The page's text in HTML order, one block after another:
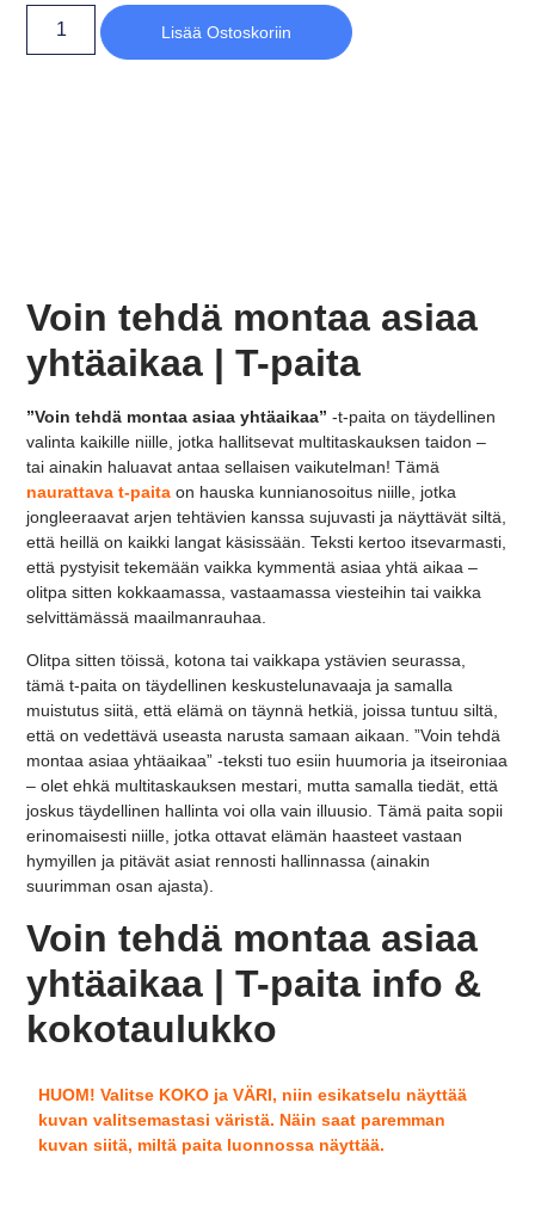
Lisää Ostoskoriin
Voin tehdä montaa asiaa
yhtäaikaa | T-paita
”Voin tehdä montaa asiaa yhtäaikaa” -t-paita on täydellinen
valinta kaikille niille, jotka hallitsevat multitaskauksen taidon –
tai ainakin haluavat antaa sellaisen vaikutelman! Tämä
naurattava t-paita on hauska kunnianosoitus niille, jotka
jongleeraavat arjen tehtävien kanssa sujuvasti ja näyttävät siltä,
että heillä on kaikki langat käsissään. Teksti kertoo itsevarmasti,
että pystyisit tekemään vaikka kymmentä asiaa yhtä aikaa –
olitpa sitten kokkaamassa, vastaamassa viesteihin tai vaikka
selvittämässä maailmanrauhaa.
Olitpa sitten töissä, kotona tai vaikkapa ystävien seurassa,
tämä t-paita on täydellinen keskustelunavaaja ja samalla
muistutus siitä, että elämä on täynnä hetkiä, joissa tuntuu siltä,
että on vedettävä useasta narusta samaan aikaan. ”Voin tehdä
montaa asiaa yhtäaikaa” -teksti tuo esiin huumoria ja itseironiaa
– olet ehkä multitaskauksen mestari, mutta samalla tiedät, että
joskus täydellinen hallinta voi olla vain illuusio. Tämä paita sopii
erinomaisesti niille, jotka ottavat elämän haasteet vastaan
hymyillen ja pitävät asiat rennosti hallinnassa (ainakin
suurimman osan ajasta).
Voin tehdä montaa asiaa
yhtäaikaa | T-paita info &
kokotaulukko
HUOM! Valitse KOKO ja VÄRI, niin esikatselu näyttää
kuvan valitsemastasi väristä. Näin saat paremman
kuvan siitä, miltä paita luonnossa näyttää.